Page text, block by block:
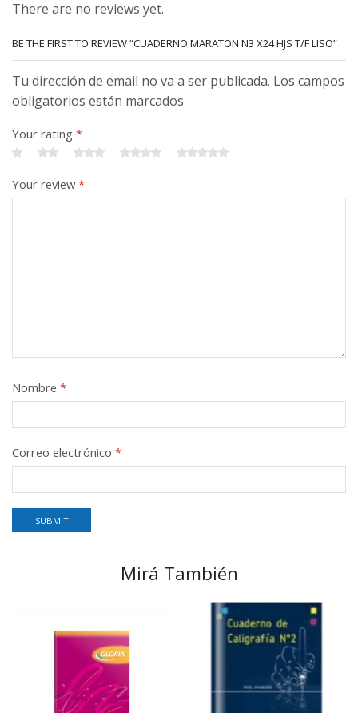
There are no reviews yet.
BE THE FIRST TO REVIEW “CUADERNO MARATON N3 X24 HJS T/F LISO”
Tu dirección de email no va a ser publicada. Los campos
obligatorios están marcados
Your rating *
Your review*
Nombre *
Correo electrónico *
Mirá También